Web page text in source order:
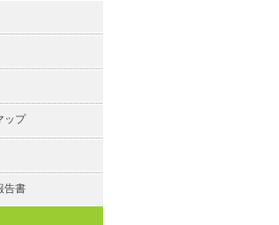
ップ
告書